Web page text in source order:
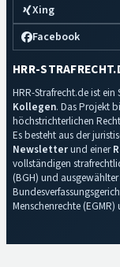
Xing
Facebook
HRR-
HRR-Strafrecht.de ist
Kollegen. Das Projekt
höchstrichterlichen
Es besteht aus der
Newsletterund einer
vollständigen
(BGH) und
Menschenrechte